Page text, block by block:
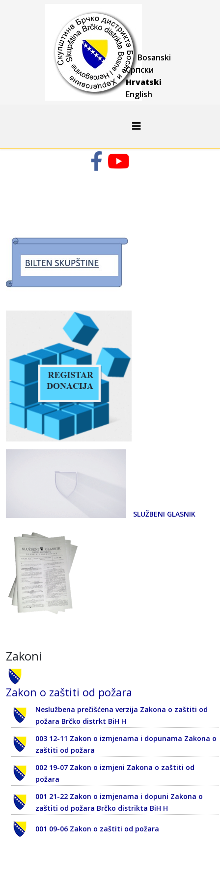
Bosanski
Српски
Hrvatski
English
SLUŽBENI GLASNIK
Zakoni
Zakon o zaštiti od požara
Neslužbena prečišćena verzija Zakona o zaštiti od
požara Brčko distrkt BiH H
003 12-11 Zakon o izmjenama i dopunama Zakona o
zaštiti od požara
002 19-07 Zakon o izmjeni Zakona o zaštiti od
požara
001 21-22 Zakon o izmjenama i dopuni Zakona o
zaštiti od požara Brčko distrikta BiH H
001 09-06 Zakon o zaštiti od požara